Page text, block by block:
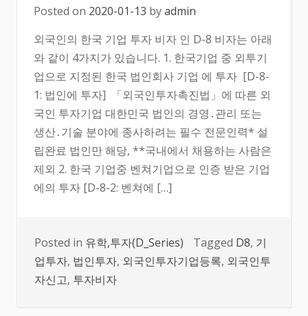
Posted on 2020-01-13 byadmin
외국인의 한국 기업 투자 비자 인 D-8 비자는 아래
와 같이 4가지가 있습니다. 1. 한국기업 중 외투기
업으로 지정된 한국 법인회사 기업 에 투자 [D-8-
1: 법인에 투자] 「외국인투자촉진법」에 따른 외
국인 투자기업 대한민국 법인의 경영․관리 또는
생산․기술 분야에 종사하려는 필수 전문인력* 설
립완료 법인만 해당, **국내에서 채용하는 사람은
제외 2. 한국 기업중 벤쳐기업으로 인증 받은 기업
에의 투자 [D-8-2: 벤쳐에 […]
Posted in 유학,투자(D_Series) Tagged D8, 기
업투자, 법인투자, 외국인투자기업등록, 외국인투
자신고, 투자비자